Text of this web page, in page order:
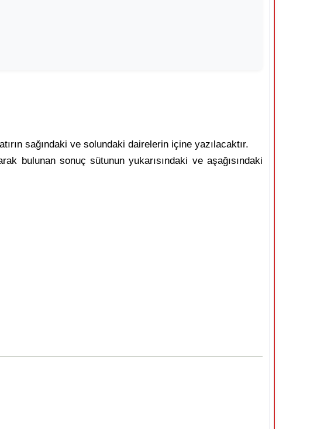
sağındaki ve solundaki dairelerin içine yazılacaktır.
bulunan sonuç sütunun yukarısındaki ve aşağısındaki